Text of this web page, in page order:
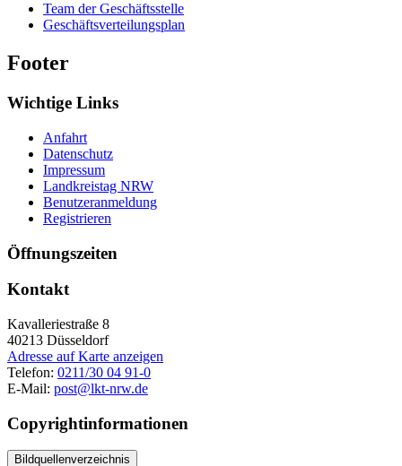
Team der Geschäftsstelle
Geschäftsverteilungsplan
Footer
Wichtige Links
Anfahrt
Datenschutz
Impressum
Landkreistag NRW
Benutzeranmeldung
Registrieren
Öffnungszeiten
Kontakt
Kavalleriestraße 8
40213 Düsseldorf
Adresse auf Karte anzeigen
Telefon: 0211/30 04 91-0
E-Mail: post@lkt-nrw.de
Copyrightinformationen
Bildquellenverzeichnis